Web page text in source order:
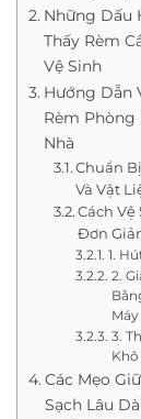
Những Dấu
Thấy Rèm
Vệ Sinh
Hướng Dẫn
Rèm Phòng
Nhà
Chuẩn
Và Vật
Cách Vệ
Đơn
1.
2.
Máy
3.
Khô
Các Mẹo
Sạch Lâu